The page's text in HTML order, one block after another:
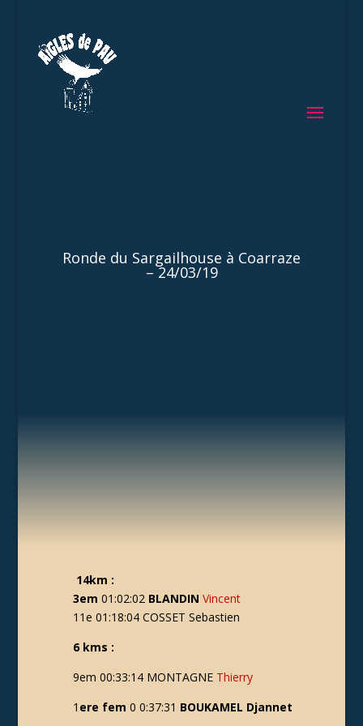
Ronde du Sargailhouse à Coarraze
– 24/03/19
14km :
3em 01:02:02 BLANDIN Vincent
11e 01:18:04 COSSET Sebastien
6 kms :
9em 00:33:14 MONTAGNE Thierry
1 ere fem 0 0:37:31 BOUKAMEL Djannet